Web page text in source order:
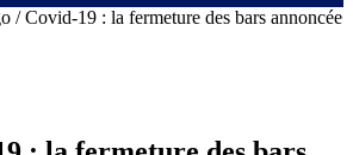
/ Covid-19 : la fermeture des bars annoncée